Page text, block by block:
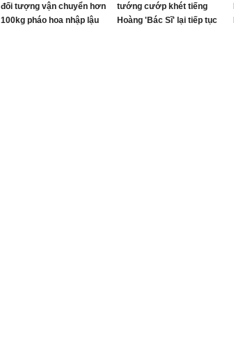
đối tượng vận chuyển hơn
100kg pháo hoa nhập lậu
tướng cướp khét tiếng
Hoàng 'Bác Sĩ' lại tiếp tục